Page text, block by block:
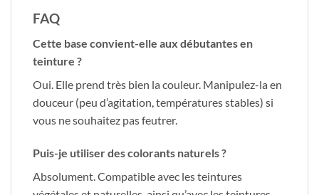
FAQ
Cette base convient-elle aux débutantes en
teinture ?
Oui. Elle prend très bien la couleur. Manipulez-la en
douceur (peu d’agitation, températures stables) si
vous ne souhaitez pas feutrer.
Puis-je utiliser des colorants naturels ?
Absolument. Compatible avec les teintures